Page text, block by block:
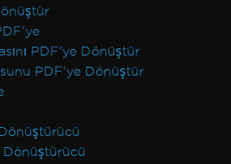
PDF'ye Dönüştür
PDF'ye Dönüştür
Dönüştürücü